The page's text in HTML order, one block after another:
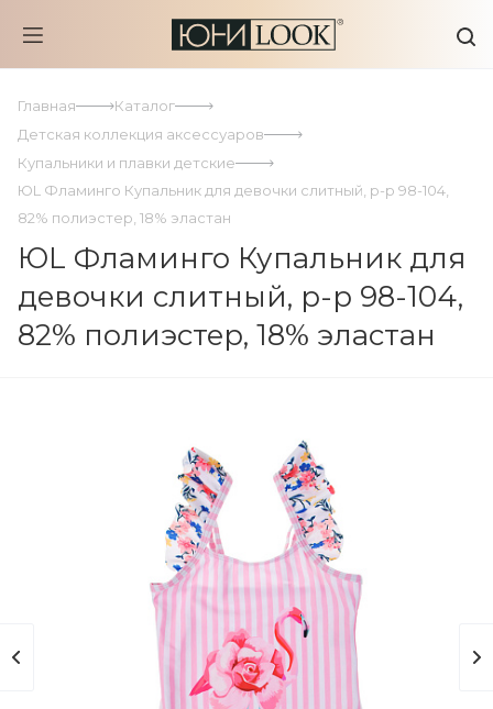
Главная
Каталог
Детская коллекция аксессуаров
Купальники и плавки детские
ЮL Фламинго Купальник для девочки слитный, р-р 98-104,
82% полиэстер, 18% эластан
ЮL Фламинго Купальник для
девочки слитный, р-р 98-104,
82% полиэстер, 18% эластан